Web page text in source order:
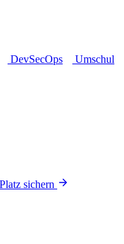
DevSecOps
Umschul
sichern